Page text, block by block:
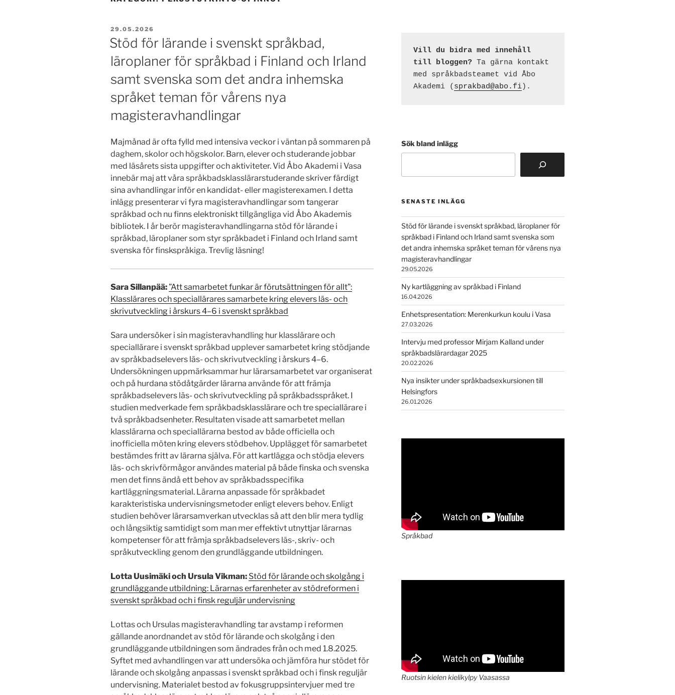
PUBLICERAT
29.05.2026
Stöd för lärande i svenskt språkbad,
läroplaner för språkbad i Finland och Irland
samt svenska som det andra inhemska
språket teman för vårens nya
magisteravhandlingar
Majmånad är ofta fylld med intensiva veckor i väntan på sommaren på
daghem, skolor och högskolor. Barn, elever och studerande jobbar
med läsårets sista uppgifter och aktiviteter. Vid Åbo Akademi i Vasa
innebär maj att våra språkbadsklasslärarstuderande skriver färdigt
sina avhandlingar inför en kandidat- eller magisterexamen. I detta
inlägg presenterar vi fyra magisteravhandlingar som tangerar
språkbad och nu finns elektroniskt tillgängliga vid Åbo Akademis
bibliotek. I år berör magisteravhandlingarna stöd för lärande i
språkbad, läroplaner som styr språkbadet i Finland och Irland samt
svenska för finskspråkiga. Trevlig läsning!
Sara Sillanpää: ”Att samarbetet funkar är förutsättningen för allt”:
Klasslärares och speciallärares samarbete kring elevers läs- och
skrivutveckling i årskurs 4–6 i svenskt språkbad
Sara undersöker i sin magisteravhandling hur klasslärare och
speciallärare i svenskt språkbad upplever samarbetet kring stödjande
av språkbadselevers läs- och skrivutveckling i årskurs 4–6.
Undersökningen uppmärksammar hur lärarsamarbetet var organiserat
och på hurdana stödåtgärder lärarna använde för att främja
språkbadselevers läs- och skrivutveckling på språkbadsspråket. I
studien medverkade fem språkbadsklasslärare och tre speciallärare i
två språkbadsenheter. Resultaten visade att samarbetet mellan
klasslärarna och speciallärarna bestod av både officiella och
inofficiella möten kring elevers stödbehov. Upplägget för samarbetet
bestämdes fritt av lärarna själva. För att kartlägga och stödja elevers
läs- och skrivförmågor användes material på både finska och svenska
men det finns ändå ett behov av språkbadsspecifika
kartläggningsmaterial. Lärarna anpassade för språkbadet
karakteristiska undervisningsmetoder enligt elevers behov. Enligt
studien behöver lärarsamverkan utvecklas så att den blir mera tydlig
och långsiktig samtidigt som man mer effektivt utnyttjar lärarnas
kompetenser för att främja språkbadselevers läs-, skriv- och
språkutveckling genom den grundläggande utbildningen.
Lotta Uusimäki och Ursula Vikman: Stöd för lärande och skolgång i
grundläggande utbildning: Lärarnas erfarenheter av stödreformen i
svenskt språkbad och i finsk reguljär undervisning
Lottas och Ursulas magisteravhandling tar avstamp i reformen
gällande anordnandet av stöd för lärande och skolgång i den
grundläggande utbildningen som ändrades från och med 1.8.2025.
Syftet med avhandlingen var att undersöka och jämföra hur stödet för
lärande och skolgång anpassas i svenskt språkbad och i finsk reguljär
undervisning. Materialet bestod av fokusgruppsintervjuer med tre
Vill du bidra med innehåll
till bloggen? Ta gärna kontakt
med språkbadsteamet vid Åbo
Akademi ( sprakbad@abo.fi).
Sök bland inlägg
SENASTE INLÄGG
Stöd för lärande i svenskt språkbad, läroplaner för
språkbad i Finland och Irland samt svenska som
det andra inhemska språket teman för vårens nya
magisteravhandlingar
29.05.2026
Ny kartläggning av språkbad i Finland
16.04.2026
Enhetspresentation: Merenkurkun koulu i Vasa
27.03.2026
Intervju med professor Mirjam Kalland under
språkbadslärardagar 2025
20.02.2026
Nya insikter under språkbadsexkursionen till
Helsingfors
26.01.2026
Språkbad
Ruotsin kielen kielikylpy Vaasassa